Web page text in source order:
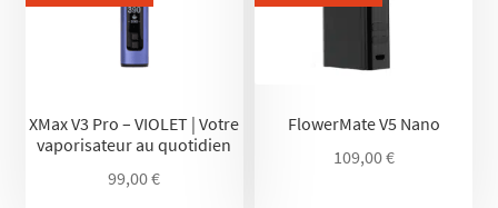
XMax V3 Pro – VIOLET | Votre
vaporisateur au quotidien
99,00€
FlowerMate V5 Nano
109,00€